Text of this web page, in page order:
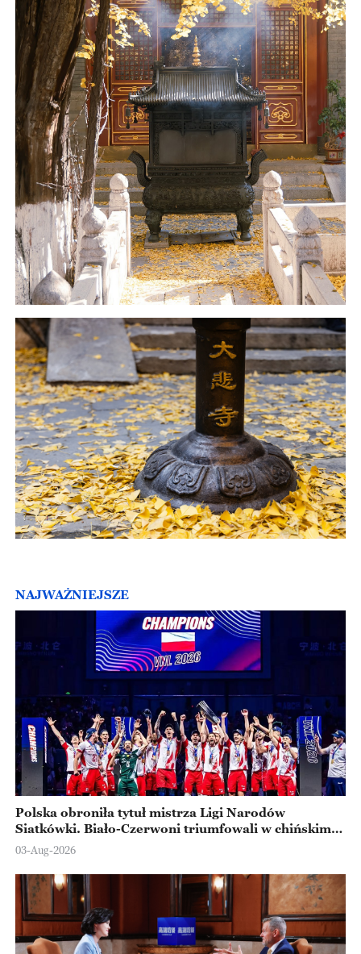
NAJWAŻNIEJSZE
Polska obroniła tytuł mistrza Ligi Narodów
Siatkówki. Biało-Czerwoni triumfowali w chińskim
Ningbo
03-Aug-2026